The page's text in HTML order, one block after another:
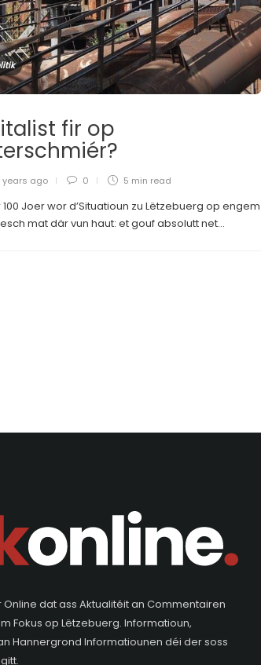
fir op
years ago 0 5 min read
Joer wor d’Situatioun zu Lëtzebuerg op engem
mat där vun haut: et gouf absolutt net...
Online dat ass Aktualitéit an Commentairen
Fokus op Lëtzebuerg. Informatioun,
Hannergrond Informatiounen déi der soss